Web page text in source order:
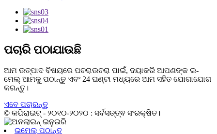
ପଚାରି ପଠାଯାଉଛି
ଆମ ଉତ୍ପାଦ ବିଷୟରେ ପଚରାଉଚରା ପାଇଁ, ଦୟାକରି ଆପଣଙ୍କ ଇ-
ମେଲ୍ ଆମକୁ ପଠାନ୍ତୁ ଏବଂ 24 ଘଣ୍ଟା ମଧ୍ୟରେ ଆମ ସହିତ ଯୋଗାଯୋଗ
କରନ୍ତୁ।
ଏବେ ପଚାରନ୍ତୁ
© କପିରାଇଟ୍ - ୨୦୧୦-୨୦୨୦ : ସର୍ବସତ୍ତ୍ଵ ସଂରକ୍ଷିତ।
ଇମେଲ୍ ପଠାନ୍ତୁ